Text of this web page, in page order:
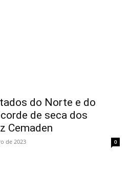
do Norte e do
de seca dos
Cemaden
de 2023 0